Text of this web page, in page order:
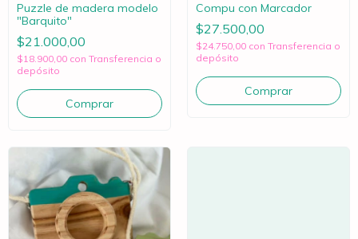
Puzzle de madera modelo
"Barquito"
$21.000,00
$18.900,00 con Transferencia o
depósito
Compu con Marcador
$27.500,00
$24.750,00 con Transferencia o
depósito